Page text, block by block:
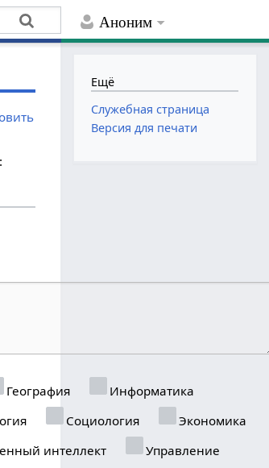
Аноним
География
Информатика
Социология
Экономика
интеллект
Управление
Ещё
Служебная страница
Версия для печати